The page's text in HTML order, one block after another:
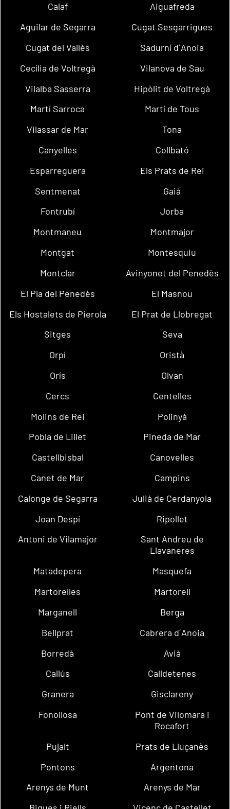
Calaf
Aiguafreda
Aguilar de Segarra
Cugat Sesgarrigues
Cugat del Vallès
Sadurní d´Anoia
Cecília de Voltregà
Vilanova de Sau
Vilalba Sasserra
Hipòlit de Voltregà
Martí Sarroca
Martí de Tous
Vilassar de Mar
Tona
Canyelles
Collbató
Esparreguera
Els Prats de Rei
Sentmenat
Gaià
Fontrubí
Jorba
Montmaneu
Montmajor
Montgat
Montesquiu
Montclar
Avinyonet del Penedès
El Pla del Penedès
El Masnou
Els Hostalets de Pierola
El Prat de Llobregat
Sitges
Seva
Orpí
Oristà
Orís
Olvan
Cercs
Centelles
Molins de Rei
Polinyà
Pobla de Lillet
Pineda de Mar
Castellbisbal
Canovelles
Canet de Mar
Campins
Calonge de Segarra
Julià de Cerdanyola
Joan Despí
Ripollet
Antoni de Vilamajor
Sant Andreu de
Llavaneres
Matadepera
Masquefa
Martorelles
Martorell
Marganell
Berga
Bellprat
Cabrera d´Anoia
Borredà
Avià
Callús
Calldetenes
Granera
Gisclareny
Fonollosa
Pont de Vilomara i
Rocafort
Pujalt
Prats de Lluçanès
Pontons
Argentona
Arenys de Munt
Arenys de Mar